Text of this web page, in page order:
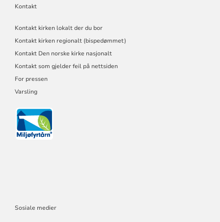
Kontakt
Kontakt kirken lokalt der du bor
Kontakt kirken regionalt (bispedømmet)
Kontakt Den norske kirke nasjonalt
Kontakt som gjelder feil på nettsiden
For pressen
Varsling
Sosiale medier